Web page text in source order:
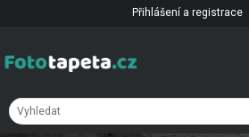
Přihlášení a registrace